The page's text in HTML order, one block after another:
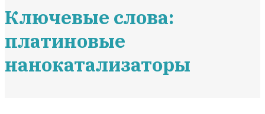
Ключевые слова:
платиновые
нанокатализаторы